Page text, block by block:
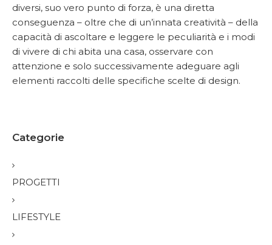
diversi, suo vero punto di forza, è una diretta
conseguenza – oltre che di un’innata creatività – della
capacità di ascoltare e leggere le peculiarità e i modi
di vivere di chi abita una casa, osservare con
attenzione e solo successivamente adeguare agli
elementi raccolti delle specifiche scelte di design.
Categorie
PROGETTI
LIFESTYLE